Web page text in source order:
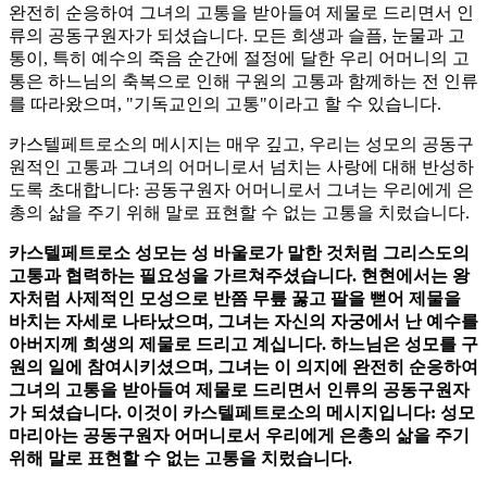
완전히 순응하여 그녀의 고통을 받아들여 제물로 드리면서 인
류의 공동구원자가 되셨습니다. 모든 희생과 슬픔, 눈물과 고
통이, 특히 예수의 죽음 순간에 절정에 달한 우리 어머니의 고
통은 하느님의 축복으로 인해 구원의 고통과 함께하는 전 인류
를 따라왔으며, "기독교인의 고통"이라고 할 수 있습니다.
카스텔페트로소의 메시지는 매우 깊고, 우리는 성모의 공동구
원적인 고통과 그녀의 어머니로서 넘치는 사랑에 대해 반성하
도록 초대합니다: 공동구원자 어머니로서 그녀는 우리에게 은
총의 삶을 주기 위해 말로 표현할 수 없는 고통을 치렀습니다.
카스텔페트로소 성모는 성 바울로가 말한 것처럼 그리스도의
고통과 협력하는 필요성을 가르쳐주셨습니다. 현현에서는 왕
자처럼 사제적인 모성으로 반쯤 무릎 꿇고 팔을 뻗어 제물을
바치는 자세로 나타났으며, 그녀는 자신의 자궁에서 난 예수를
아버지께 희생의 제물로 드리고 계십니다. 하느님은 성모를 구
원의 일에 참여시키셨으며, 그녀는 이 의지에 완전히 순응하여
그녀의 고통을 받아들여 제물로 드리면서 인류의 공동구원자
가 되셨습니다. 이것이 카스텔페트로소의 메시지입니다: 성모
마리아는 공동구원자 어머니로서 우리에게 은총의 삶을 주기
위해 말로 표현할 수 없는 고통을 치렀습니다.